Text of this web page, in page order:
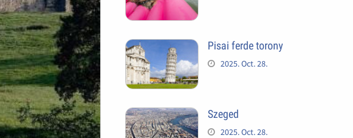
Pisai ferde torony
2025. Oct. 28.
Szeged
2025. Oct. 28.